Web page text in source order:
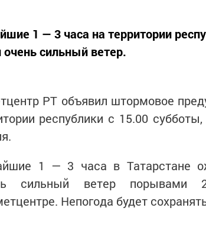
1 — 3 часа на территории
сильный ветер.
РТ объявил штормовое
республики с 15.00
1 — 3 часа в Татарстане
сильный ветер порывами
Непогода будет